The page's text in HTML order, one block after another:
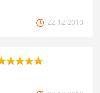
22-12-2010